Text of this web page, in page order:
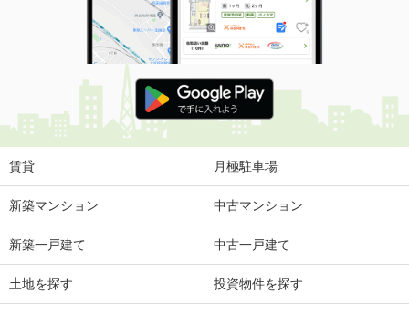
賃貸 月極駐車場
新築マンション 中古マンション
新築一戸建て 中古一戸建て
土地を探す 投資物件を探す